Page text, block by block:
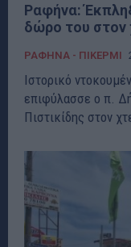
Ραφήνα:
δώρο του στον
ΡΑΦΗΝΑ - ΠΙΚΕΡΜΙ
Ιστορικό
επιφύλασσε ο π.
Πιστικίδης στον